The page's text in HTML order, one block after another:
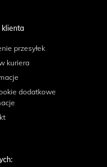
klienta
przesyłek
kuriera
dodatkowe